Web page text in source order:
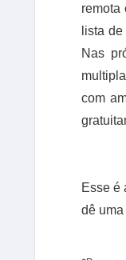
remota
lista
Nas
com
Esse é
dê